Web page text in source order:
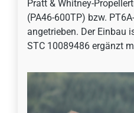
Pratt & Whitney-
(PA46-600TP) bzw.
angetrieben. Der Einbau
STC 10089486 ergänzt